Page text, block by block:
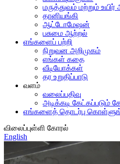
மருத்துவம் மற்றும் உயிர்
தானியங்கி
ஆட்டோமேஷன்
பசுமை ஆற்றல்
எங்களைப் பற்றி
நிறுவன அறிமுகம்
எங்கள் கதை
வீடியோக்கள்
தர உறுதிப்பாடு
வளம்
வலைப்பதிவு
அடிக்கடி கேட்கப்படும்
எங்களைத் தொடர்பு
விலைப்புள்ளி கோரல்
English